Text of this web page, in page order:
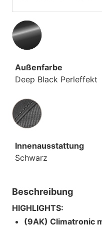
Außenfarbe
Deep Black Perleffekt
Innenausstattung
Innenausstattung
Schwarz
Beschreibung
HIGHLIGHTS:
(9AK) Climatronic